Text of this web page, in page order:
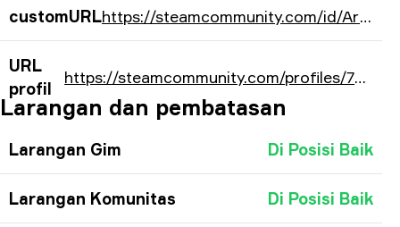
customURL https://steamcommunity.com/id/ArtFr0st21/
URL
profil
https://steamcommunity.com/profiles/76561198156778414/
Larangan dan pembatasan
Larangan Gim Di Posisi Baik
Larangan Komunitas Di Posisi Baik